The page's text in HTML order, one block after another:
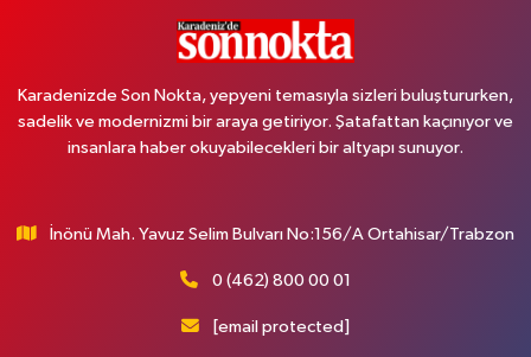
Karadenizde Son Nokta, yepyeni temasıyla sizleri buluştururken,
sadelik ve modernizmi bir araya getiriyor. Şatafattan kaçınıyor ve
insanlara haber okuyabilecekleri bir altyapı sunuyor.
İnönü Mah. Yavuz Selim Bulvarı No:156/A Ortahisar/Trabzon
0 (462) 800 00 01
[email protected]